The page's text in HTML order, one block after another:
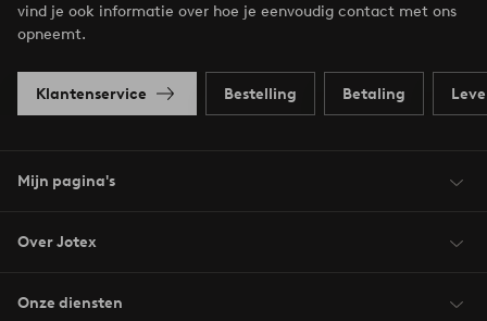
vind je ook informatie over hoe je eenvoudig contact met ons
opneemt.
Klantenservice Bestelling Betaling
Mijn pagina's
Over Jotex
Onze diensten